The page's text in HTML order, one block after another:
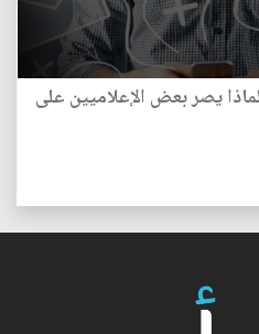
يصر بعض الإعلاميين على